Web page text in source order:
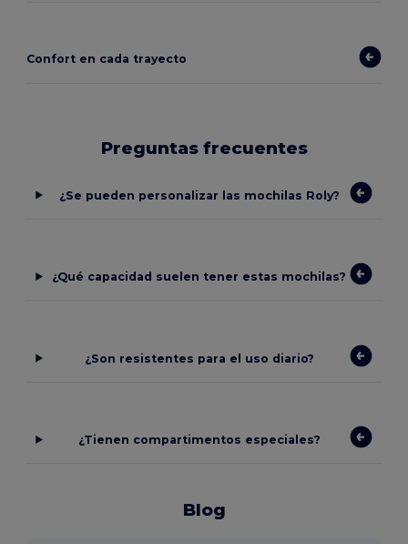
Confort en cada trayecto
Preguntas frecuentes
¿Se pueden personalizar las mochilas Roly?
¿Qué capacidad suelen tener estas mochilas?
¿Son resistentes para el uso diario?
¿Tienen compartimentos especiales?
Blog